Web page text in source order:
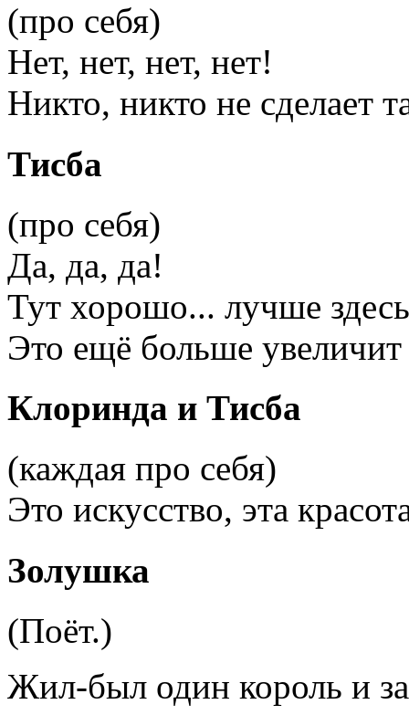
(про себя)
Нет, нет, нет, нет!
Никто, никто не сделает
Тисба
(про себя)
Да, да, да!
Тут хорошо... лучше
Это ещё больше
Клоринда и Тисба
(каждая про себя)
Это искусство, эта
Золушка
(Поёт.)
Жил-был один король и